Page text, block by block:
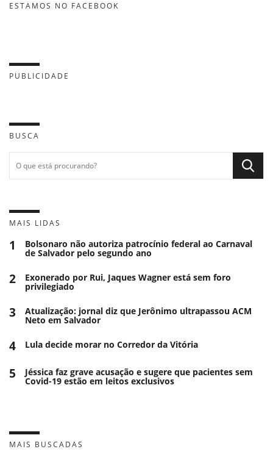
ESTAMOS NO FACEBOOK
PUBLICIDADE
BUSCA
MAIS LIDAS
1 Bolsonaro não autoriza patrocínio federal ao Carnaval
de Salvador pelo segundo ano
2 Exonerado por Rui, Jaques Wagner está sem foro
privilegiado
3 Atualização: jornal diz que Jerônimo ultrapassou ACM
Neto em Salvador
4 Lula decide morar no Corredor da Vitória
5 Jéssica faz grave acusação e sugere que pacientes sem
Covid-19 estão em leitos exclusivos
MAIS BUSCADAS